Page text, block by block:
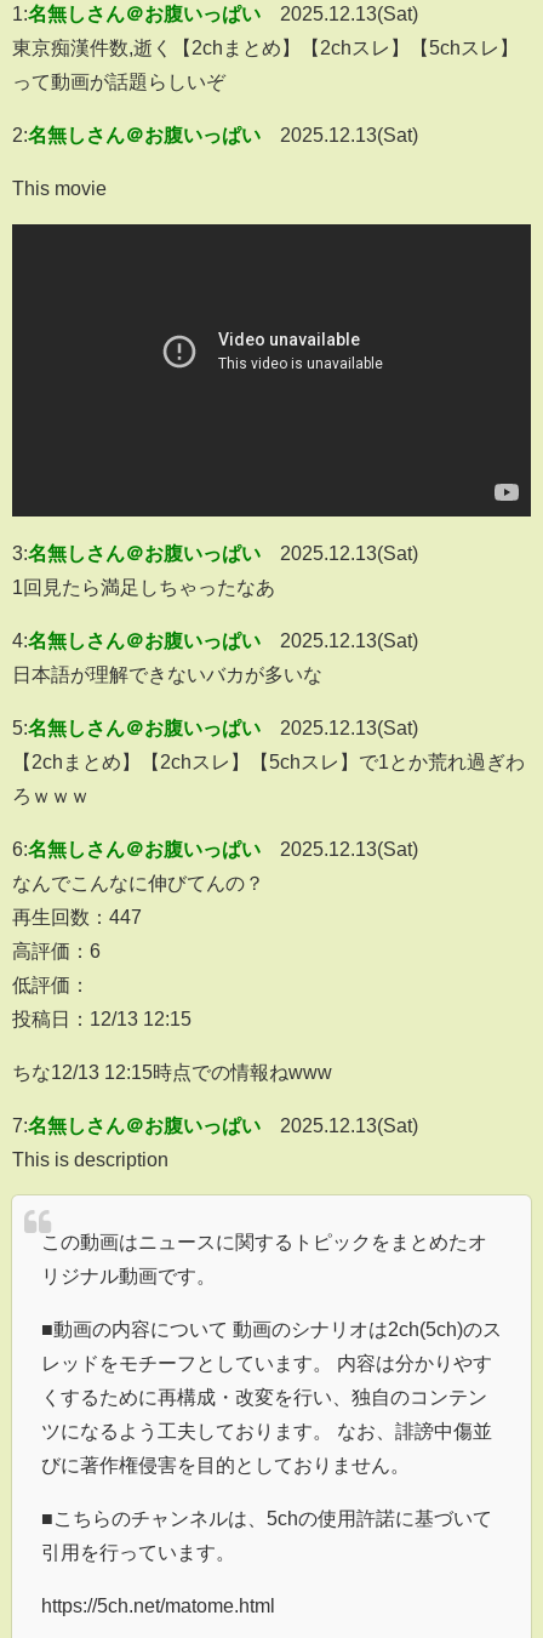
1:名無しさん＠お腹いっぱい
2025.12.13(Sat)
東京痴漢件数,逝く【2chまとめ】【2chスレ】【5chスレ】
って動画が話題らしいぞ
2:名無しさん＠お腹いっぱい 2025.12.13(Sat)
This movie
3:名無しさん＠お腹いっぱい
2025.12.13(Sat)
1回見たら満足しちゃったなあ
4:名無しさん＠お腹いっぱい
2025.12.13(Sat)
日本語が理解できないバカが多いな
5:名無しさん＠お腹いっぱい
2025.12.13(Sat)
【2chまとめ】【2chスレ】【5chスレ】で1とか荒れ過ぎわ
ろｗｗｗ
6:名無しさん＠お腹いっぱい
2025.12.13(Sat)
なんでこんなに伸びてんの？
再生回数：447
高評価：6
低評価：
投稿日：12/13 12:15
ちな12/13 12:15時点での情報ねwww
7:名無しさん＠お腹いっぱい
2025.12.13(Sat)
This is description
この動画はニュースに関するトピックをまとめたオ
リジナル動画です。
■動画の内容について 動画のシナリオは2ch(5ch)のス
レッドをモチーフとしています。 内容は分かりやす
くするために再構成・改変を行い、独自のコンテン
ツになるよう工夫しております。 なお、誹謗中傷並
びに著作権侵害を目的としておりません。
■こちらのチャンネルは、5chの使用許諾に基づいて
引用を行っています。
https://5ch.net/matome.html